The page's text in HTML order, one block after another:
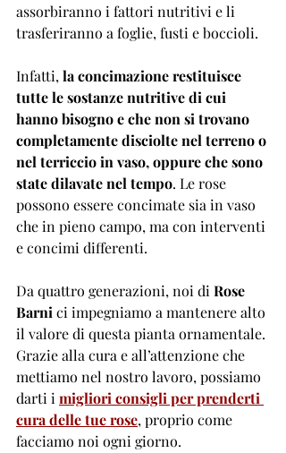
assorbiranno i fattori nutritivi e li
trasferiranno a foglie, fusti e boccioli.
Infatti, la concimazione restituisce
tutte le sostanze nutritive di cui
hanno bisogno e che non si trovano
completamente disciolte nel terreno o
nel terriccio in vaso, oppure che sono
state dilavate nel tempo. Le rose
possono essere concimate sia in vaso
che in pieno campo, ma con interventi
e concimi differenti.
Da quattro generazioni, noi di Rose
Barni ci impegniamo a mantenere alto
il valore di questa pianta ornamentale.
Grazie alla cura e all’attenzione che
mettiamo nel nostro lavoro, possiamo
darti i migliori consigli per prenderti
cura delle tue rose, proprio come
facciamo noi ogni giorno.